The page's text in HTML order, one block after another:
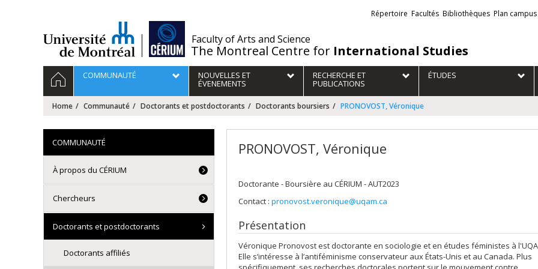
Faculty of Arts and Science
The Montreal Centre for International Studies
Liens
externes
Répertoire Facultés Bibliothèques Plan campus
Navigation
principale
HOMECOMMUNAUTÉ NOUVELLES ET
ÉVENEMENTS
RECHERCHE ET
PUBLICATIONS
ÉTUDES
Home Communauté Doctorants et postdoctorants Doctorants boursiers PRONOVOST, Véronique
PRONOVOST, Véronique
Doctorante - Boursière au CÉRIUM - AUT2023
Contact : pronovost.veronique@uqam.ca
Présentation
Véronique Pronovost est doctorante en sociologie et en études féministes à
Elle s’intéresse à l’antiféminisme conservateur aux États-Unis et au Canada. Plus
COMMUNAUTÉ
À propos du CÉRIUM
Chercheurs
Doctorants et postdoctorants
Doctorants affiliés